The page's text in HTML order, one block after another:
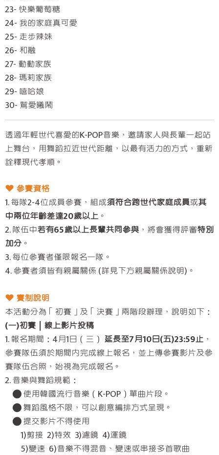
23- 快樂葡萄糖
24- 我的家庭真可愛
25- 走步辣妹
26- 和融
27- 動動家族
28- 瑪莉家族
29- 嘻哈娘
30- 鷲愛曦鬧
透過年輕世代喜愛的K-POP音樂，邀請家人與長輩一起站
上舞台，用舞蹈拉近世代距離，以最有活力的方式，重新
詮釋現代孝順。
❤︎ 參賽資格
1. 每隊2-4位成員參賽，組成須符合跨世代家庭成員或其
中兩位年齡差達20歲以上 。
2. 隊伍中若有65歲以上長輩共同參與 ，將會獲得評審特別
加分 。
3. 每位參賽者僅限報名一隊。
4. 參賽者須皆有親屬關係 (詳見下方親屬關係說明)。
❤︎ 賽制說明
本活動分為「初賽」及「決賽」兩階段辦理，說明如下：
(一)初賽｜線上影片投稿
1. 報名期間：4月1日（三）
延長至7月10日(五)23:59止 ，
參賽隊伍須於期間內完成線上報名，並上傳參賽影片及參
賽隊伍合照，始視為完成報名。
2. 音樂與舞蹈規範：
● 使用韓國流行音樂（K-POP）單曲片段。
● 舞蹈風格不限，可以創意編排方式呈現。
● 提交影片不得使用
1)剪接 2)特效 3)濾鏡 4)運鏡
5)變速 6)音樂不得混音、變速或串接多首歌曲